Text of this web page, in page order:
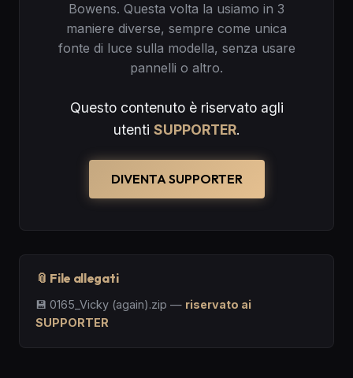
Bowens. Questa volta la usiamo in 3
maniere diverse, sempre come unica
fonte di luce sulla modella, senza usare
pannelli o altro.
Questo contenuto è riservato agli
utenti SUPPORTER.
DIVENTA SUPPORTER
📎 File allegati
💾 0165_Vicky (again).zip — riservato ai
SUPPORTER